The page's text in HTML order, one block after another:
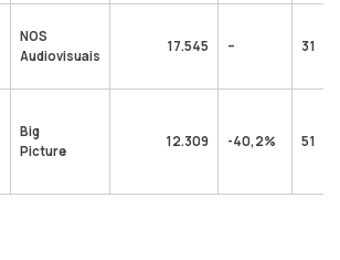
NOS
Audiovisuais
17.545 – 31
Big
Picture
12.309 -40,2% 51